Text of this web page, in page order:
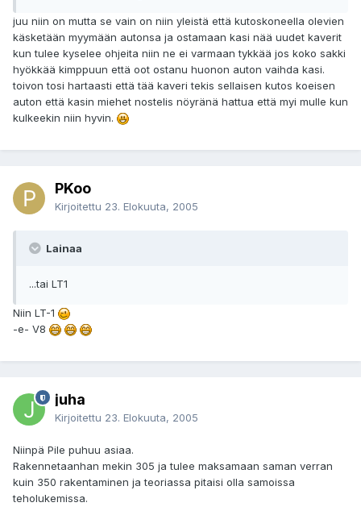
juu niin on mutta se vain on niin yleistä että kutoskoneella olevien
käsketään myymään autonsa ja ostamaan kasi nää uudet kaverit
kun tulee kyselee ohjeita niin ne ei varmaan tykkää jos koko sakki
hyökkää kimppuun että oot ostanu huonon auton vaihda kasi.
toivon tosi hartaasti että tää kaveri tekis sellaisen kutos koeisen
auton että kasin miehet nostelis nöyränä hattua että myi mulle kun
kulkeekin niin hyvin.
PKoo
Kirjoitettu 23. Elokuuta, 2005
Lainaa
...tai LT1
Niin LT-1
-e- V8
juha
Kirjoitettu 23. Elokuuta, 2005
Niinpä Pile puhuu asiaa.
Rakennetaanhan mekin 305 ja tulee maksamaan saman verran
kuin 350 rakentaminen ja teoriassa pitaisi olla samoissa
teholukemissa.